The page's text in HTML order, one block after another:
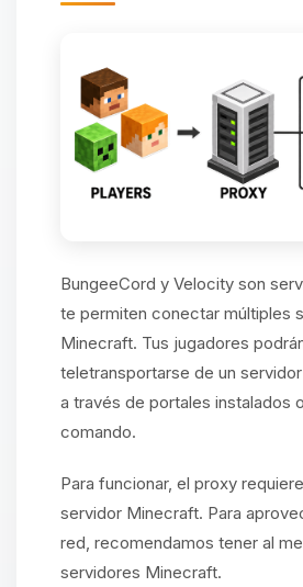
BungeeCord y Velocity son
te permiten conectar múltiples
Minecraft. Tus jugadores
teletransportarse de un
a través de portales instalados
comando.
Para funcionar, el proxy
servidor Minecraft. Para
red, recomendamos tener al
servidores Minecraft.